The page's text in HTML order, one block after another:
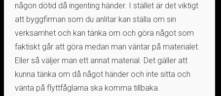
någon dötid då ingenting händer. I stället är det viktigt
att byggfirman som du anlitar kan ställa om sin
verksamhet och kan tänka om och göra något som
faktiskt går att göra medan man väntar på materialet.
Eller så väljer man ett annat material. Det gäller att
kunna tänka om då något händer och inte sitta och
vänta på flyttfåglarna ska komma tillbaka.